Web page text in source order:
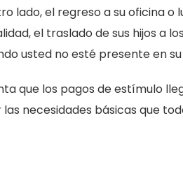
lado, el regreso a su oficina
el traslado de sus hijos a
usted no esté presente en
que los pagos de estímulo
necesidades básicas que